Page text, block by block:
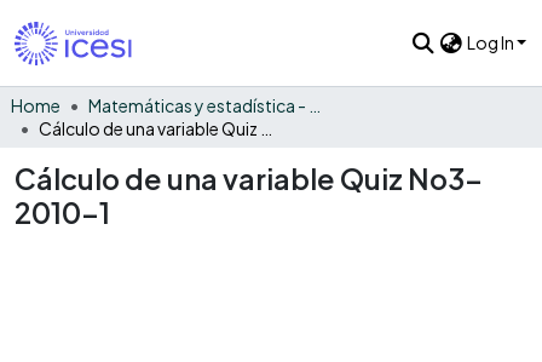
Log In
Home
Cálculo de una variable Quiz No3-
2010-1